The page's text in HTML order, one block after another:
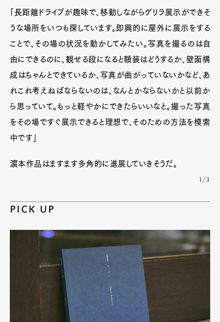
「長距離ドライブが趣味で、移動しながらゲリラ展示ができそ
うな場所をいつも探しています。即興的に屋外に展示をする
ことで、その場の状況を動かしてみたい。写真を撮るのは自
由にできるのに、観せる段になると額装はどうするか、壁面構
成はちゃんとできているか、写真が曲がっていないかなど、あ
れこれ考えねばならないのは、なんとかならないかと以前か
ら思っていて。もっと軽やかにできたらいいなと。撮った写真
をその場ですぐ展示できると理想で、そのための方法を模索
中です」
濵本作品はますます多角的に進展していきそうだ。
1/3
PICK UP